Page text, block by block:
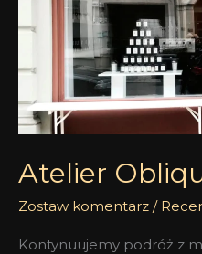
Atelier
Zostaw komentarz /
Kontynuujemy podróż z